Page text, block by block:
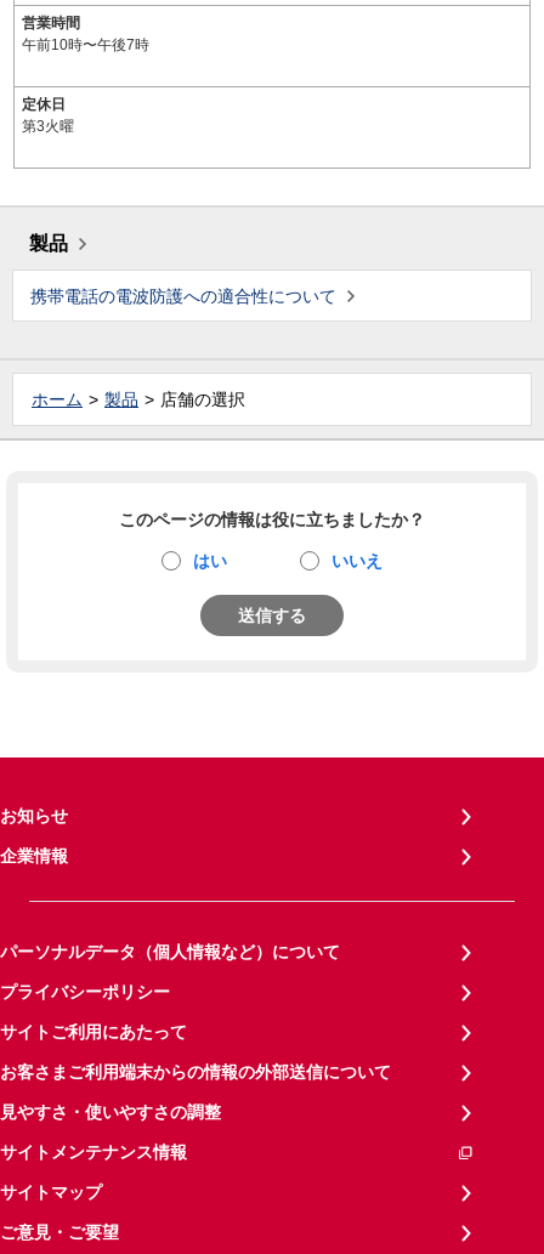
営業時間
午前10時〜午後7時
定休日
第3火曜
製品
携帯電話の電波防護への適合性について
ホーム 製品 店舗の選択
このページの情報は役に立ちましたか？
はい いいえ
送信する
お知らせ
企業情報
パーソナルデータ（個人情報など）について
プライバシーポリシー
サイトご利用にあたって
お客さまご利用端末からの情報の外部送信について
見やすさ・使いやすさの調整
サイトメンテナンス情報
サイトマップ
ご意見・ご要望